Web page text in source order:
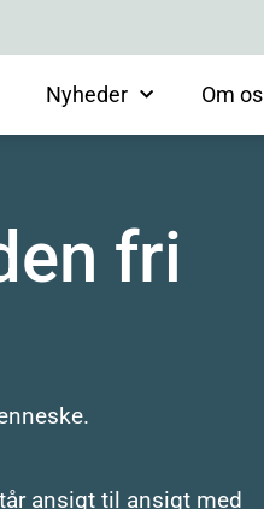
Nyheder Om os
fri
ansigt til ansigt med